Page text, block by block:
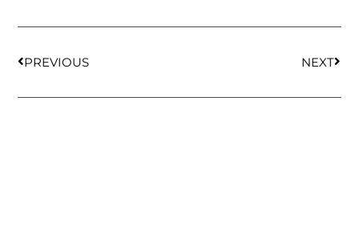
PREVIOUS NEXT